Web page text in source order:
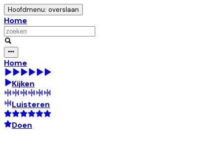
Hoofdmenu: overslaan
Home
Home
Kijken
Luisteren
Doen